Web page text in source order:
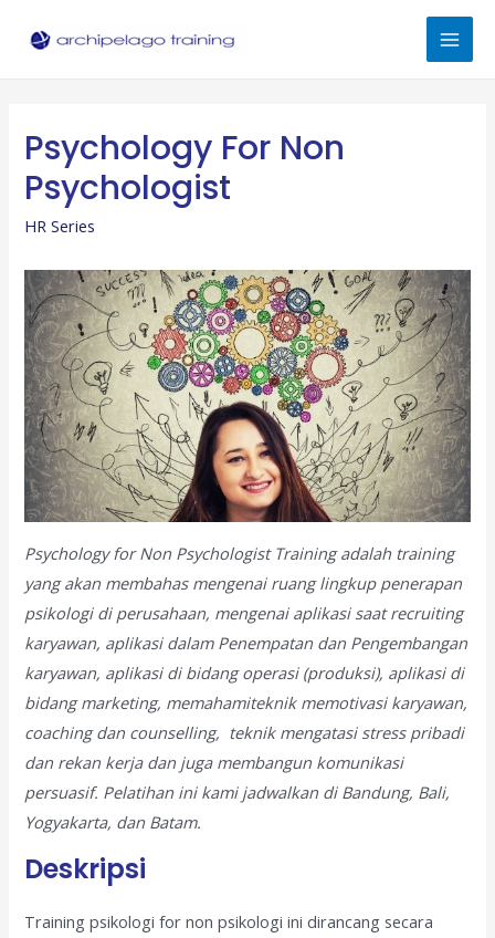
Psychology For Non
Psychologist
HR Series
Psychology for Non Psychologist Training adalah training
yang akan membahas mengenai ruang lingkup penerapan
psikologi di perusahaan, mengenai aplikasi saat recruiting
karyawan, aplikasi dalam Penempatan dan Pengembangan
karyawan, aplikasi di bidang operasi (produksi), aplikasi di
bidang marketing, memahamiteknik memotivasi karyawan,
coaching dan counselling, teknik mengatasi stress pribadi
dan rekan kerja dan juga membangun komunikasi
persuasif. Pelatihan ini kami jadwalkan di Bandung, Bali,
Yogyakarta, dan Batam.
Deskripsi
Training psikologi for non psikologi ini dirancang secara